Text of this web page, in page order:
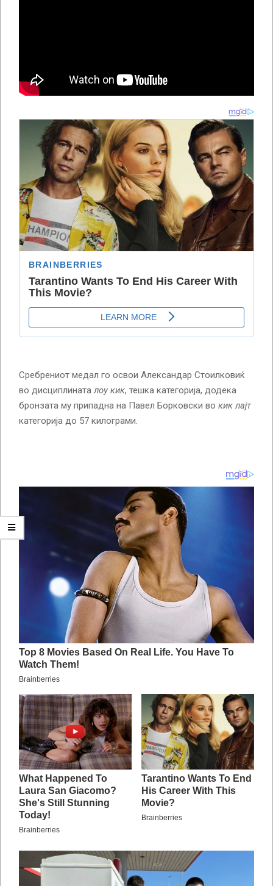
Сребрениот медал го освои Александар Стоилковиќ
во дисциплинаталоу кик, тешка категорија, додека
бронзата му припадна на Павел Борковски во кик лајт
категорија до 57 килограми.